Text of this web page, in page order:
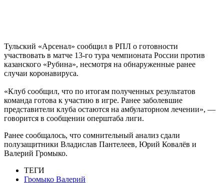
Тульский «Арсенал» сообщил в РПЛ о готовности
участвовать в матче 13-го тура чемпионата России против
казанского «Рубина», несмотря на обнаруженные ранее
случаи коронавируса.
«Клуб сообщил, что по итогам полученных результатов
команда готова к участию в игре. Ранее заболевшие
представители клуба остаются на амбулаторном лечении», —
говорится в сообщении оперштаба лиги.
Ранее сообщалось, что сомнительный анализ сдали
полузащитники Владислав Пантелеев, Юрий Ковалёв и
Валерий Громыко.
ТЕГИ
Громыко Валерий